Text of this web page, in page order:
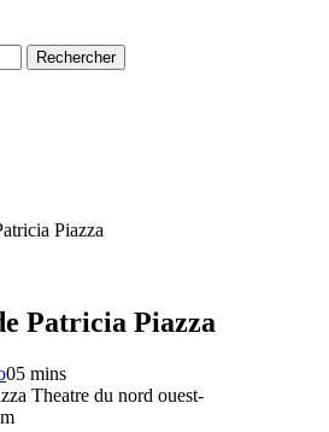
Piazza
Patricia Piazza
05 mins